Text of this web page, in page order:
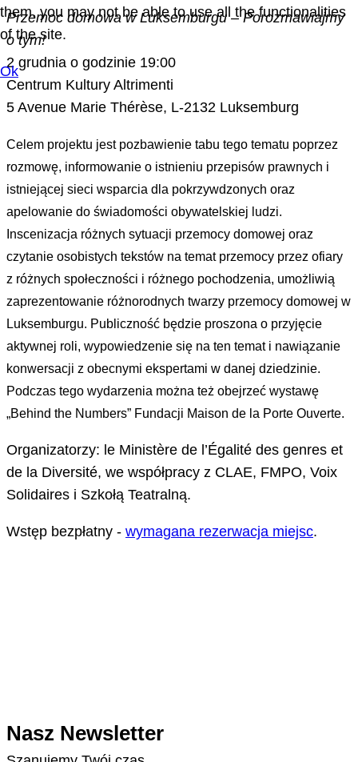
Przemoc domowa w Luksemburgu – Porozmawiajmy
o tym!
2 grudnia o godzinie 19:00
Centrum Kultury Altrimenti
5 Avenue Marie Thérèse, L-2132 Luksemburg
Celem projektu jest pozbawienie tabu tego tematu poprzez
rozmowę, informowanie o istnieniu przepisów prawnych i
istniejącej sieci wsparcia dla pokrzywdzonych oraz
apelowanie do świadomości obywatelskiej ludzi.
Inscenizacja różnych sytuacji przemocy domowej oraz
czytanie osobistych tekstów na temat przemocy przez ofiary
z różnych społeczności i różnego pochodzenia, umożliwią
zaprezentowanie różnorodnych twarzy przemocy domowej w
Luksemburgu. Publiczność będzie proszona o przyjęcie
aktywnej roli, wypowiedzenie się na ten temat i nawiązanie
konwersacji z obecnymi ekspertami w danej dziedzinie.
Podczas tego wydarzenia można też obejrzeć wystawę
„Behind the Numbers” Fundacji Maison de la Porte Ouverte.
Organizatorzy: le Ministère de l’Égalité des genres et
de la Diversité, we współpracy z CLAE, FMPO, Voix
Solidaires i Szkołą Teatralną.
Wstęp bezpłatny - wymagana rezerwacja miejsc.
Nasz Newsletter
them, you may not be able to use all the functionalities
of the site.
Ok